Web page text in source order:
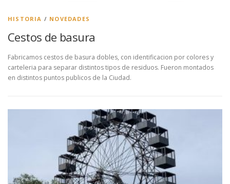
HISTORIA / NOVEDADES
Cestos de basura
Fabricamos cestos de basura dobles, con identificacion por colores y
carteleria para separar distintos tipos de residuos. Fueron montados
en distintos puntos publicos de la Ciudad.